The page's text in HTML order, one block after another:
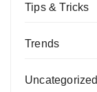
Tips & Tricks
Trends
Uncategorized